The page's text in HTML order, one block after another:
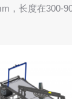
，长度在300-